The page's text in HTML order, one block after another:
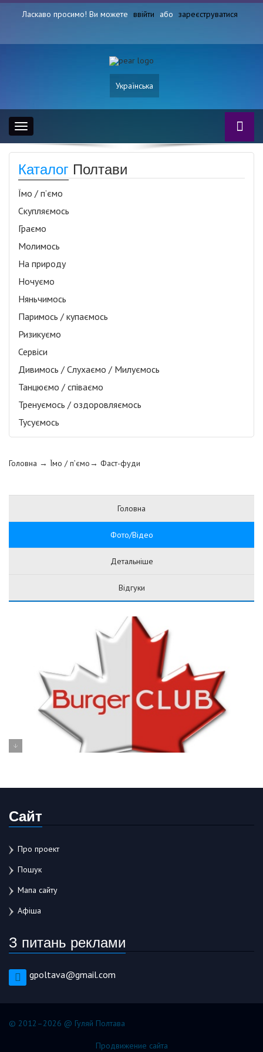
Ласкаво просимо! Ви можете ввійти або зареєструватися
Українська
Toggle
navigation
Каталог Полтави
Їмо / п’ємо
Скупляємось
Граємо
Молимось
На природу
Ночуємо
Няньчимось
Паримось / купаємось
Ризикуємо
Сервіси
Дивимось / Слухаємо / Милуємось
Танцюємо / співаємо
Тренуємось / оздоровляємось
Тусуємось
Головна → Їмо / п’ємо→ Фаст-фуди
Головна
Фото/Відео
Детальніше
Відгуки
Сайт
Про проект
Пошук
Мапа сайту
Афіша
З питань реклами
gpoltava@gmail.com
© 2012–2026 @ Гуляй Полтава
Продвижение сайта